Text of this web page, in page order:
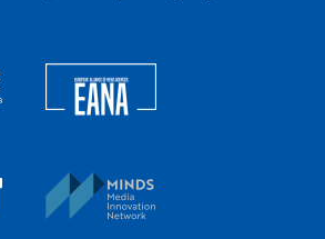
The Assocoation of the Balkan News Agencies
European Newsroom